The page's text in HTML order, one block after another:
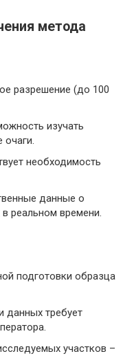
метода
разрешение (до 100
изучать
необходимость
данные о
реальном времени.
подготовки образца
данных требует
участков –